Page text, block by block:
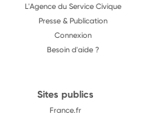
L'Agence du Service Civique
Presse & Publication
Connexion
Besoin d'aide ?
Sites publics
France.fr